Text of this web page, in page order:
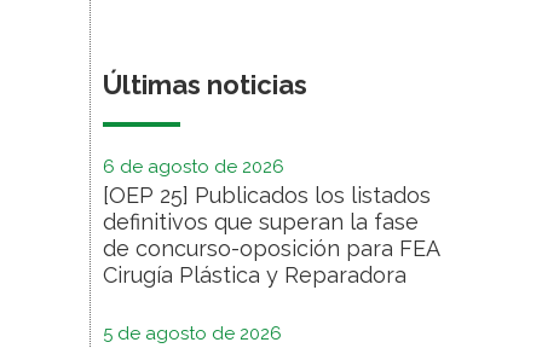
Últimas noticias
6 de agosto de 2026
[OEP 25] Publicados los listados
definitivos que superan la fase
de concurso-oposición para FEA
Cirugía Plástica y Reparadora
5 de agosto de 2026